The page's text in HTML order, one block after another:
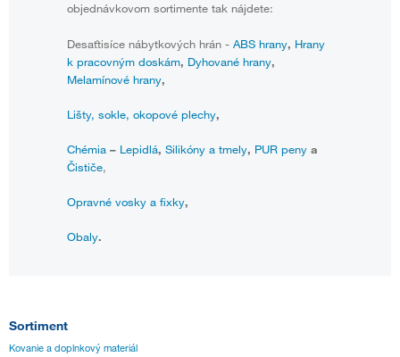
objednávkovom sortimente tak nájdete:
Desaťtisíce nábytkových hrán - ABS hrany, Hrany
k pracovným doskám, Dyhované hrany,
Melamínové hrany,
Lišty, sokle, okopové plechy,
Chémia – Lepidlá, Silikóny a tmely, PUR peny a
Čističe,
Opravné vosky a fixky,
Obaly.
Sortiment
Kovanie a doplnkový materiál